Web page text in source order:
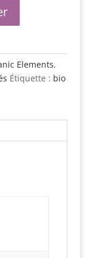
Elements,
Étiquette : bio